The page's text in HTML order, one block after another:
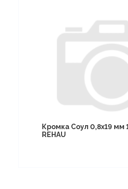
Кромка Соул 0,8х19 мм
REHAU